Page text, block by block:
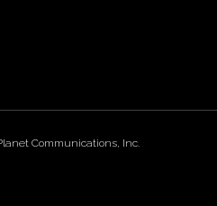
Communications, Inc.